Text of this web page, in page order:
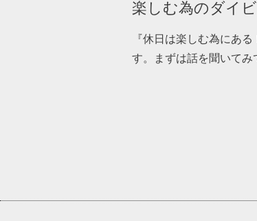
楽しむ為のダイ
『休日は楽しむ為にあ
す。まずは話を聞いてみ